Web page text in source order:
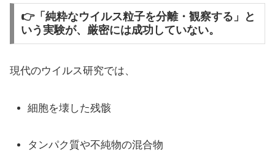
👉「純粋なウイルス粒子を分離・観察する」と
いう実験が、厳密には成功していない。
現代のウイルス研究では、
細胞を壊した残骸
タンパク質や不純物の混合物